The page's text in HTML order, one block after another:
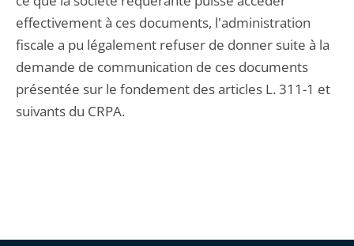
effectivement à ces documents, l'administration
fiscale a pu légalement refuser de donner suite à la
demande de communication de ces documents
présentée sur le fondement des articles L. 311-1 et
suivants du CRPA.